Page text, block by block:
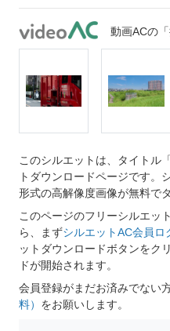
動画ACの
このシルエットは、タイトル
トダウンロードページです。
形式の高解像度画像が無料で
このページのフリーシルエッ
ら、まずシルエットAC会員ロ
ットダウンロードボタンをク
ドが開始されます。
会員登録がまだお済みでない方
料） をお願いします。